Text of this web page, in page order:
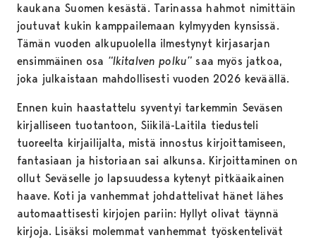
kaukana Suomen kesästä. Tarinassa hahmot nimittäin
joutuvat kukin kamppailemaan kylmyyden kynsissä.
Tämän vuoden alkupuolella ilmestynyt kirjasarjan
ensimmäinen osa “Ikitalven polku” saa myös jatkoa,
joka julkaistaan mahdollisesti vuoden 2026 keväällä.
Ennen kuin haastattelu syventyi tarkemmin Seväsen
kirjalliseen tuotantoon, Siikilä-Laitila tiedusteli
tuoreelta kirjailijalta, mistä innostus kirjoittamiseen,
fantasiaan ja historiaan sai alkunsa. Kirjoittaminen on
ollut Seväselle jo lapsuudessa kytenyt pitkäaikainen
haave. Koti ja vanhemmat johdattelivat hänet lähes
automaattisesti kirjojen pariin: Hyllyt olivat täynnä
kirjoja. Lisäksi molemmat vanhemmat työskentelivät